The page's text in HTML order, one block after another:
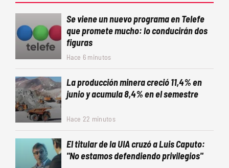
Se viene un nuevo programa en Telefe
que promete mucho: lo conducirán dos
figuras
Hace 6 minutos
La producción minera creció 11,4% en
junio y acumula 8,4% en el semestre
Hace 22 minutos
El titular de la UIA cruzó a Luis Caputo:
"No estamos defendiendo privilegios"